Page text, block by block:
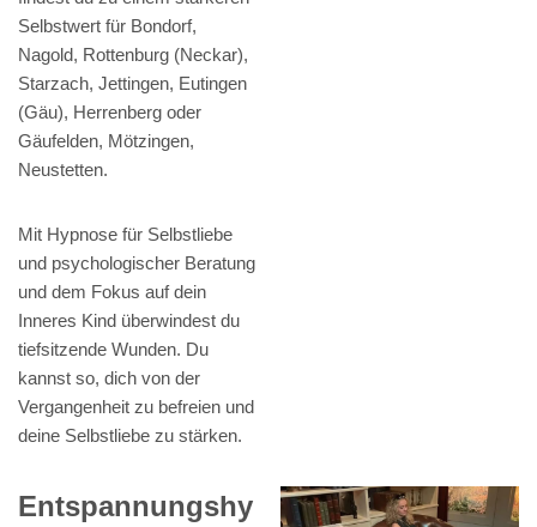
Selbstwert für Bondorf,
Nagold, Rottenburg (Neckar),
Starzach, Jettingen, Eutingen
(Gäu), Herrenberg oder
Gäufelden, Mötzingen,
Neustetten.
Mit Hypnose für Selbstliebe
und psychologischer Beratung
und dem Fokus auf dein
Inneres Kind überwindest du
tiefsitzende Wunden. Du
kannst so, dich von der
Vergangenheit zu befreien und
deine Selbstliebe zu stärken.
Entspannungshy